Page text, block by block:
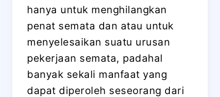
hanya untuk menghilangkan
penat semata dan atau untuk
menyelesaikan suatu urusan
pekerjaan semata, padahal
banyak sekali manfaat yang
dapat diperoleh seseorang dari